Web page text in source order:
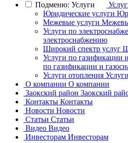
Подменю: Услуги
Юридические услуги
Межевые услуги
Услуги по
электроснабжению
Широкий спектр услуг
Услуги по газификации
по газификации и
Услуги отопления
О компании О компании
Заокский район Заокский
Контакты Контакты
Новости Новости
Статьи Статьи
Видео Видео
Инвесторам Инвесторам